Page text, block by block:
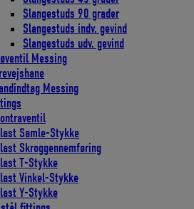
Slangestuds 90 grader
Slangestuds indv. gevind
Slangestuds udv. gevind
Messing
Messing
Samle-Stykke
Skroggennemføring
T-Stykke
Vinkel-Stykke
Y-Stykke